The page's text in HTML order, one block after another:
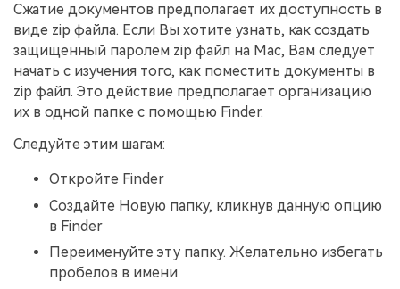
Все Функции PDF
Сжатие документов предполагает их доступность в
виде zip файла. Если Вы хотите узнать, как создать
защищенный паролем zip файл на Mac, Вам следует
начать с изучения того, как поместить документы в
zip файл. Это действие предполагает организацию
их в одной папке с помощью Finder.
Следуйте этим шагам:
Откройте Finder
Создайте Новую папку, кликнув данную опцию
в Finder
Переименуйте эту папку. Желательно избегать
пробелов в имени